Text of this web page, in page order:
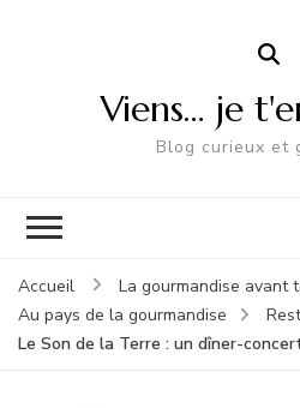
Viens… je
Blog curieux et
Accueil
La gourmandise avant
Au pays de la gourmandise
Le Son de la Terre : un dîner-